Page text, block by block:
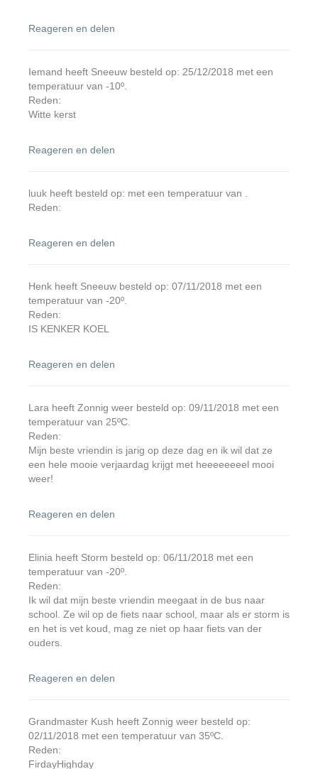
Reageren en delen
Iemand heeft Sneeuw besteld op: 25/12/2018 met een
temperatuur van -10º.
Reden:
Witte kerst
Reageren en delen
luuk heeft besteld op: met een temperatuur van .
Reden:
Reageren en delen
Henk heeft Sneeuw besteld op: 07/11/2018 met een
temperatuur van -20º.
Reden:
IS KENKER KOEL
Reageren en delen
Lara heeft Zonnig weer besteld op: 09/11/2018 met een
temperatuur van 25ºC.
Reden:
Mijn beste vriendin is jarig op deze dag en ik wil dat ze
een hele mooie verjaardag krijgt met heeeeeeeel mooi
weer!
Reageren en delen
Elinia heeft Storm besteld op: 06/11/2018 met een
temperatuur van -20º.
Reden:
Ik wil dat mijn beste vriendin meegaat in de bus naar
school. Ze wil op de fiets naar school, maar als er storm is
en het is vet koud, mag ze niet op haar fiets van der
ouders.
Reageren en delen
Grandmaster Kush heeft Zonnig weer besteld op:
02/11/2018 met een temperatuur van 35ºC.
Reden:
FirdayHighday